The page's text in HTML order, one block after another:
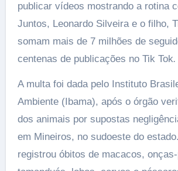
publicar vídeos mostrando a rotina
Juntos, Leonardo Silveira e o filho,
somam mais de 7 milhões de
centenas de publicações no Tik Tok.
A multa foi dada pelo Instituto
Ambiente (Ibama), após o órgão
dos animais por supostas
em Mineiros, no sudoeste do
registrou óbitos de macacos,